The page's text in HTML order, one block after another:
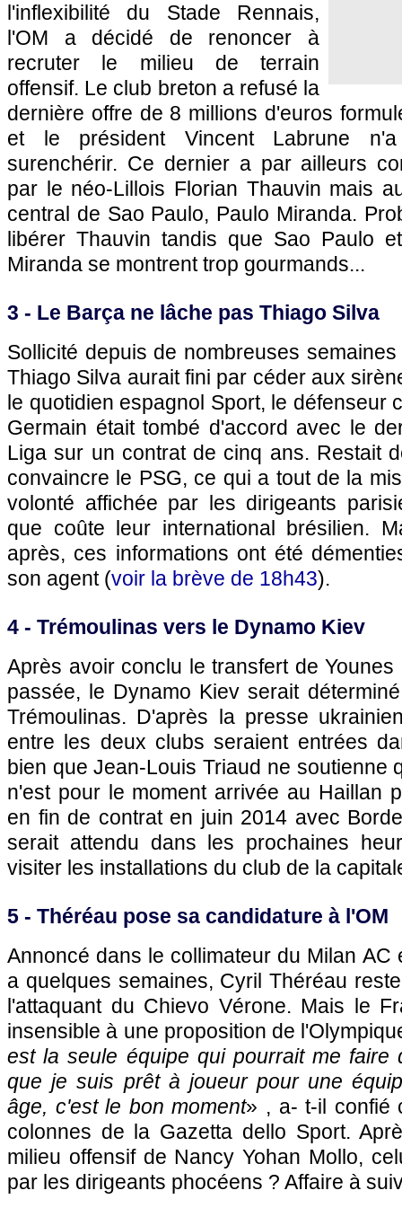
l'inflexibilité du Stade Rennais,
l'OM a décidé de renoncer à
recruter le milieu de terrain
offensif. Le club breton a refusé la
dernière offre de 8 millions d'euros
et le président Vincent Labrune
surenchérir. Ce dernier a par ailleurs
par le néo-Lillois Florian Thauvin mais
central de Sao Paulo, Paulo Miranda.
libérer Thauvin tandis que Sao Paulo
Miranda se montrent trop gourmands...
3 - Le Barça ne lâche pas Thiago Silva
Sollicité depuis de nombreuses
Thiago Silva aurait fini par céder aux
le quotidien espagnol Sport, le défenseur
Germain était tombé d'accord avec le
Liga sur un contrat de cinq ans. Restait
convaincre le PSG, ce qui a tout de la
volonté affichée par les dirigeants
que coûte leur international brésilien.
après, ces informations ont été
son agent (voir la brève de 18h43).
4 - Trémoulinas vers le Dynamo Kiev
Après avoir conclu le transfert de
passée, le Dynamo Kiev serait
Trémoulinas. D'après la presse
entre les deux clubs seraient entrées
bien que Jean-Louis Triaud ne soutienne
n'est pour le moment arrivée au Haillan
en fin de contrat en juin 2014 avec
serait attendu dans les prochaines
visiter les installations du club de la
5 - Théréau pose sa candidature à l'OM
Annoncé dans le collimateur du Milan AC
a quelques semaines, Cyril Théréau
l'attaquant du Chievo Vérone. Mais le
insensible à une proposition de
est la seule équipe qui pourrait me faire
que je suis prêt à joueur pour une
âge, c'est le bon moment» , a- t-il confié
colonnes de la Gazetta dello Sport.
milieu offensif de Nancy Yohan Mollo,
par les dirigeants phocéens ? Affaire à